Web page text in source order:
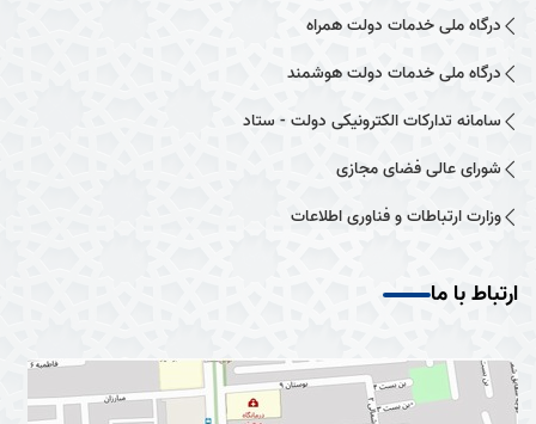
درگاه ملی خدمات دولت همراه
درگاه ملی خدمات دولت هوشمند
سامانه تدارکات الکترونیکی دولت - ستاد
شورای عالی فضای مجازی
وزارت ارتباطات و فناوری اطلاعات
ارتباط با ما